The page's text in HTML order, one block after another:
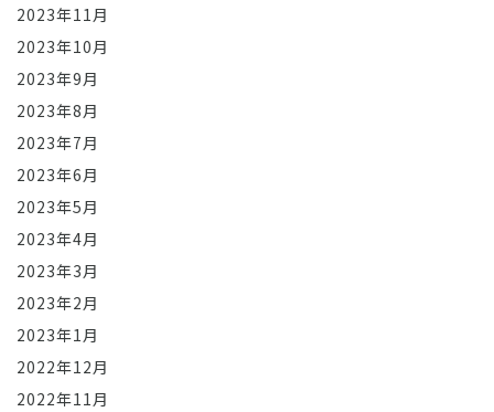
2023年11月
2023年10月
2023年9月
2023年8月
2023年7月
2023年6月
2023年5月
2023年4月
2023年3月
2023年2月
2023年1月
2022年12月
2022年11月